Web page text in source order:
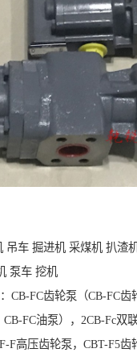
吊车 掘进机 采煤机 扒渣
泵车 挖机
CB-FC齿轮泵（CB-FC齿
FC油泵），2CB-Fc双
F高压齿轮泵，CBT-F5齿